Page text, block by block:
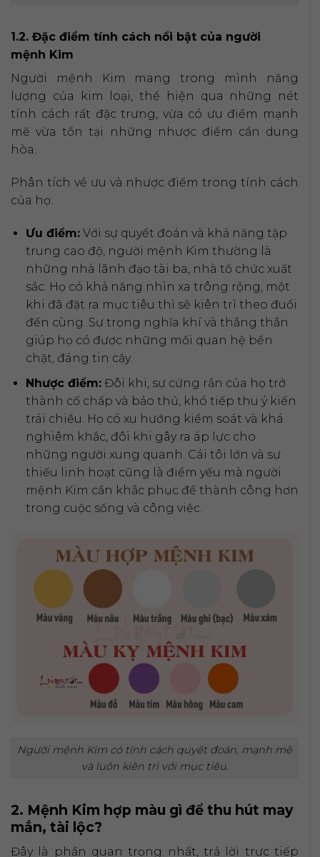
1.2. Đặc điểm tính cách nổi bật của người
mệnh Kim
Người mệnh Kim mang trong mình năng
lượng của kim loại, thể hiện qua những nét
tính cách rất đặc trưng, vừa có ưu điểm mạnh
mẽ vừa tồn tại những nhược điểm cần dung
hòa.
Phân tích về ưu và nhược điểm trong tính cách
của họ:
Ưu điểm:Với sự quyết đoán và khả năng tập
trung cao độ, người mệnh Kim thường là
những nhà lãnh đạo tài ba, nhà tổ chức xuất
sắc. Họ có khả năng nhìn xa trông rộng, một
khi đã đặt ra mục tiêu thì sẽ kiên trì theo đuổi
đến cùng. Sự trọng nghĩa khí và thẳng thắn
giúp họ có được những mối quan hệ bền
chặt, đáng tin cậy.
Nhược điểm:Đôi khi, sự cứng rắn của họ trở
thành cố chấp và bảo thủ, khó tiếp thu ý kiến
trái chiều. Họ có xu hướng kiểm soát và khá
nghiêm khắc, đôi khi gây ra áp lực cho
những người xung quanh. Cái tôi lớn và sự
thiếu linh hoạt cũng là điểm yếu mà người
mệnh Kim cần khắc phục để thành công hơn
trong cuộc sống và công việc.
Người mệnh Kim có tính cách quyết đoán, mạnh mẽ
và luôn kiên trì với mục tiêu.
2. Mệnh Kim hợp màu gì để thu hút may
mắn, tài lộc?
Đây là phần quan trọng nhất, trả lời trực tiếp